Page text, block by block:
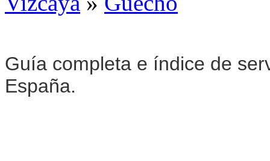
Guía completa e índice de
España.